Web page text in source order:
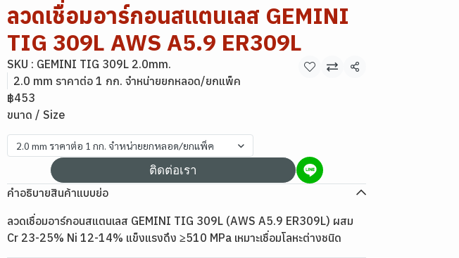
ลวดเชื่อมอาร์กอนสแตนเลส GEMINI
TIG 309L AWS A5.9 ER309L
SKU : GEMINI TIG 309L 2.0mm.
2.0 mm ราคาต่อ 1 กก. จำหน่ายยกหลอด/ยกแพ็ค
แชร์
฿453
ขนาด / Size
2.0 mm ราคาต่อ 1 กก. จำหน่ายยกหลอด/ยกแพ็ค
ติดต่อเรา
คำอธิบายสินค้าแบบย่อ
ลวดเชื่อมอาร์กอนสแตนเลส GEMINI TIG 309L (AWS A5.9 ER309L) ผสม
Cr 23-25% Ni 12-14% แข็งแรงดึง ≥510 MPa เหมาะเชื่อมโลหะต่างชนิด